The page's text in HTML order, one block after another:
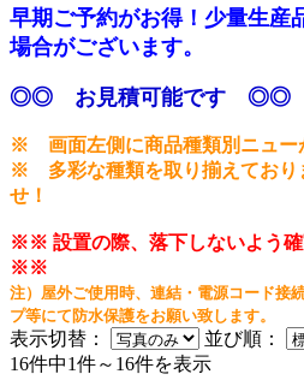
早期ご予約がお得！少量生産
場合がございます。
◎◎ お見積可能です ◎◎
※ 画面左側に商品種類別ニュー
※ 多彩な種類を取り揃えており
せ！
※※ 設置の際、落下しないよう確
※※
注）屋外ご使用時、連結・電源コード接
プ等にて防水保護をお願い致します。
表示切替：
並び順：
16件中1件～16件を表示